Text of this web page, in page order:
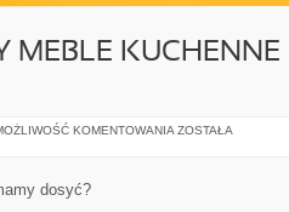
MEBLE KUCHENNE
KOMENTOWANIA NIE
ZOSTAŁA
dosyć?